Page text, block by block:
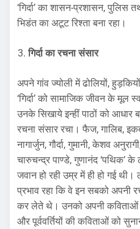
‘गिर्दा’ का शासन-प्रशासन, पुलिस
भिडंत का अटूट रिश्ता बना रहा।
गिर्दा का रचना संसार
अपने गांव ज्योली में ढोलियों,
‘गिर्दा’ को सामाजिक जीवन के मूल
उनके सिखाये इन्हीं पाठों को आधार
रचना संसार रचा। फैज, गालिब,
नागार्जुन, गौर्दा, गुमानी, केशव
चारुचन्द्र पाण्डे, गुणानंद ‘पथिक’
जवान हो रही उम्र में ही हो गई
प्रभाव रहा कि वे इन सबको
कर लेते थे। उनको अपनी
और पूर्ववर्तियों की कविताओं को